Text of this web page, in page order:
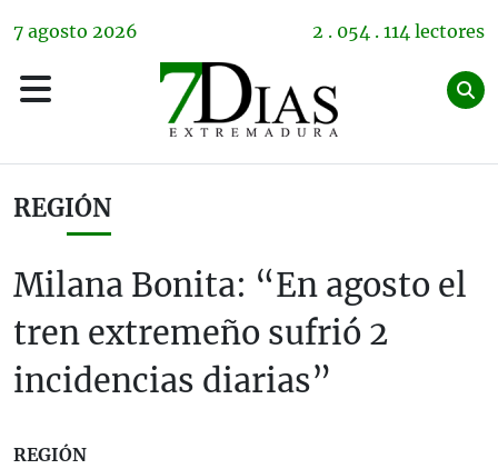
7 agosto 2026 2 . 054 . 114 lectores
REGIÓN
Milana Bonita: “En agosto el
tren extremeño sufrió 2
incidencias diarias”
REGIÓN